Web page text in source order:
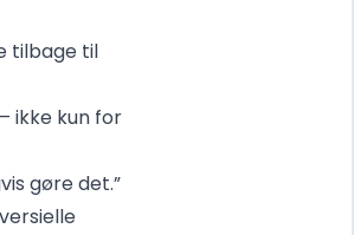
tilbage til
ikke kun for
gøre det.”